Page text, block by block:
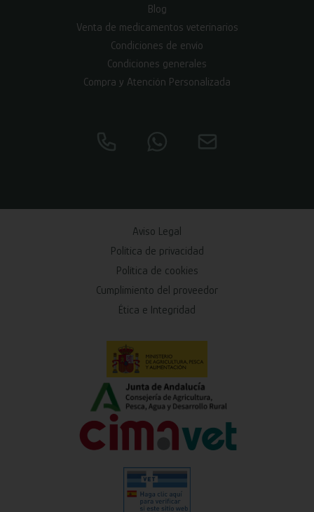
Blog
Venta de medicamentos veterinarios
Condiciones de envío
Condiciones generales
Compra y Atención Personalizada
Aviso Legal
Política de privacidad
Política de cookies
Cumplimiento del proveedor
Ética e Integridad